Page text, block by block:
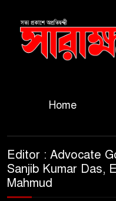
Home
Editor : Advocate
Sanjib Kumar Das,
Mahmud